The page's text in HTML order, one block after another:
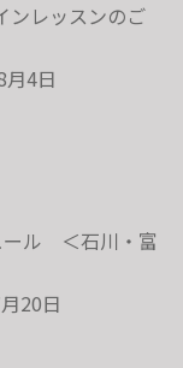
ンレッスンのご
月4日
ール ＜石川・富
20日